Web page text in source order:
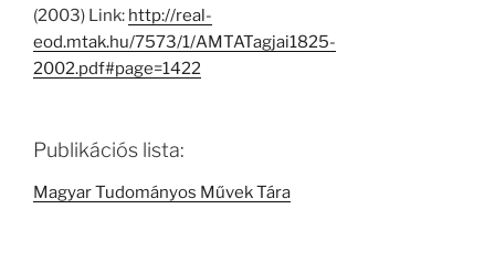
(2003) Link: http://real-
eod.mtak.hu/7573/1/AMTATagjai1825-
2002.pdf#page=1422
Publikációs lista:
Magyar Tudományos Művek Tára